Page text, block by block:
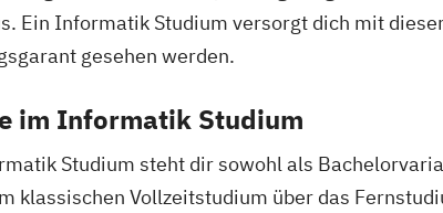
Ein Informatik Studium versorgt dich mit
gesehen werden.
im Informatik Studium
Studium steht dir sowohl als
klassischen Vollzeitstudium über das